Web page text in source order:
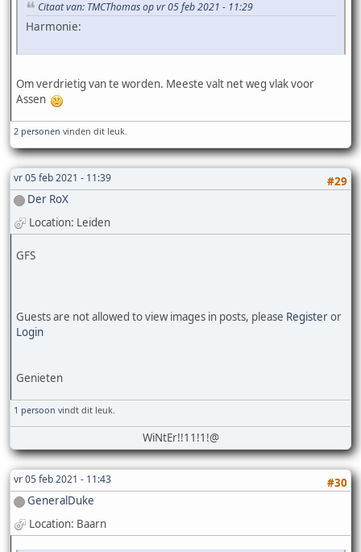
Citaat van: TMCThomas op vr 05 feb 2021 - 11:29
Harmonie:
Om verdrietig van te worden. Meeste valt net weg vlak voor
Assen
2 personen vinden dit leuk.
vr 05 feb 2021 - 11:39
#29
Der RoX
Location: Leiden
GFS
Guests are not allowed to view images in posts, please Registeror
Login
Genieten
1 persoon vindt dit leuk.
WiNtEr!!11!1!@
vr 05 feb 2021 - 11:43
#30
GeneralDuke
Location: Baarn